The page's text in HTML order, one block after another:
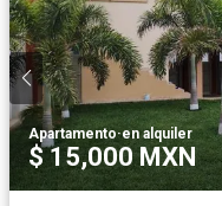
Apartamento·en alquiler
$ 15,000 MXN